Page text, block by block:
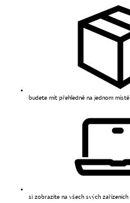
budete mít přehledně na jednom místě
si zobrazíte na všech svých zařízeních